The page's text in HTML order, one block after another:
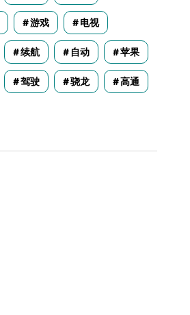
游戏 电视
续航 自动 苹果
驾驶 骁龙 高通